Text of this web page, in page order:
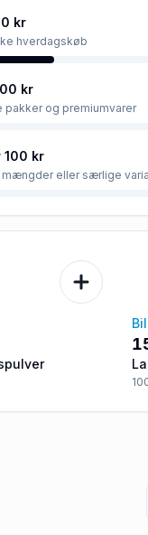
kr
hverdagskøb
kr
pakker og premiumvarer
100 kr
mængder eller særlige